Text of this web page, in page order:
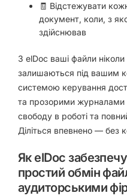
🧾 Відстежувати
документ, коли, з
здійснював
З elDoc ваші файли
залишаються під вашим
системою керування
та прозорими журналами
свободу в роботі та
Діліться впевнено — без
Як elDoc
простий обмін
аудиторськими